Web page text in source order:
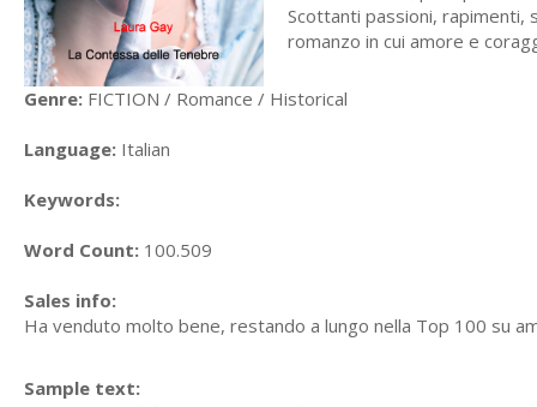
Scottanti passioni, rapimenti,
romanzo in cui amore e
Genre: FICTION / Romance / Historical
Language: Italian
Keywords:
Word Count: 100.509
Sales info:
Ha venduto molto bene, restando a lungo nella Top 100 su
Sample text: